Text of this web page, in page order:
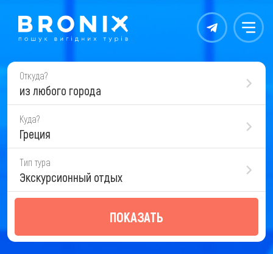
Контакты Меню
Откуда?
из любого города
Куда?
Греция
Тип тура
Экскурсионный отдых
ПОКАЗАТЬ